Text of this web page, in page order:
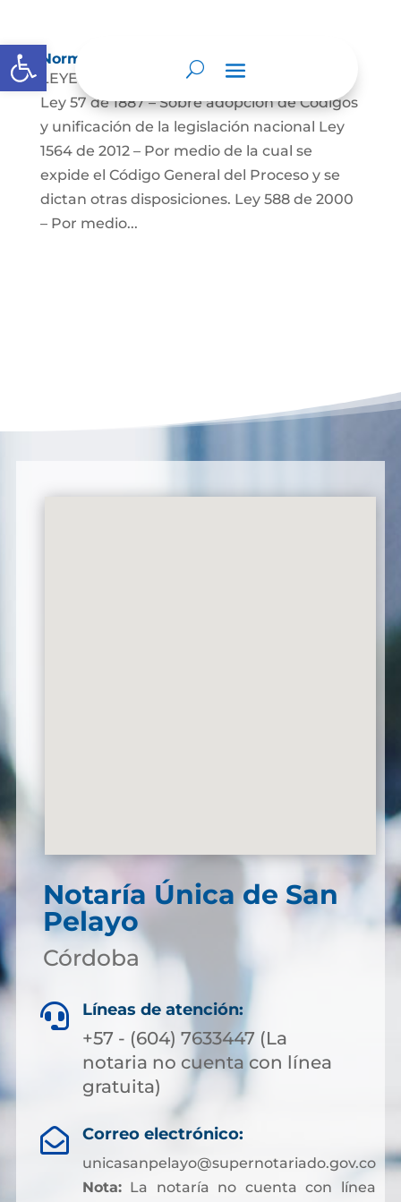
Abrir barra de herramientas
Normatividad
LEYES: Constitución Política de Colombia.
Ley 57 de 1887 – Sobre adopción de Códigos
y unificación de la legislación nacional Ley
1564 de 2012 – Por medio de la cual se
expide el Código General del Proceso y se
dictan otras disposiciones. Ley 588 de 2000
– Por medio...
Notaría Única de San
Pelayo
Córdoba
 Líneas de atención:
+57 - (604) 7633447 (La
notaria no cuenta con línea
gratuita)
 Correo electrónico:
unicasanpelayo@supernotariado.gov.co
Nota:La notaría no cuenta con línea